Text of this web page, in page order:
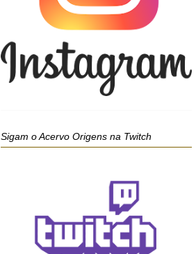
Sigam o Acervo Origens na Twitch